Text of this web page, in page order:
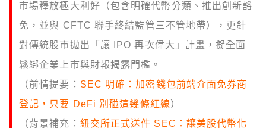
市場釋放極大利好（包含明確代幣分類、推出創新豁
免，並與 CFTC 聯手終結監管三不管地帶），更針
對傳統股市拋出「讓 IPO 再次偉大」計畫，擬全面
鬆綁企業上市與財報揭露門檻。
（前情提要： SEC 明確：加密錢包前端介面免券商
登記，只要 DeFi 別碰這幾條紅線）
（背景補充： 紐交所正式送件 SEC：讓美股代幣化